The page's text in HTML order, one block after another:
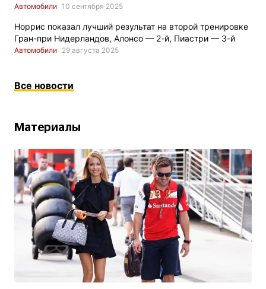
Автомобили 10 сентября 2025
Норрис показал лучший результат на второй тренировке
Гран-при Нидерландов, Алонсо — 2-й, Пиастри — 3-й
Автомобили 29 августа 2025
Все новости
Материалы